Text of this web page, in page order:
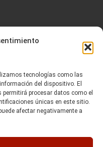
tecnologías como las
del dispositivo. El
procesar datos como el
únicas en este sitio.
afectar negativamente a